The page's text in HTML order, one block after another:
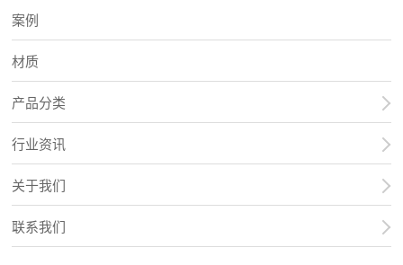
案例
材质
产品分类
行业资讯
关于我们
联系我们